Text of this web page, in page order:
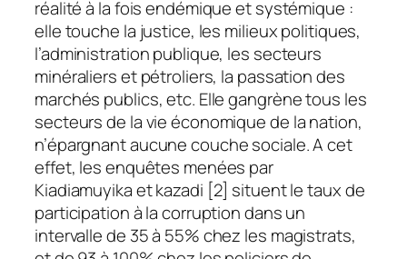
réalité à la fois endémique et systémique :
elle touche la justice, les milieux politiques,
l’administration publique, les secteurs
minéraliers et pétroliers, la passation des
marchés publics, etc. Elle gangrène tous les
secteurs de la vie économique de la nation,
n’épargnant aucune couche sociale. A cet
effet, les enquêtes menées par
Kiadiamuyika et kazadi [2] situent le taux de
participation à la corruption dans un
intervalle de 35 à 55% chez les magistrats,